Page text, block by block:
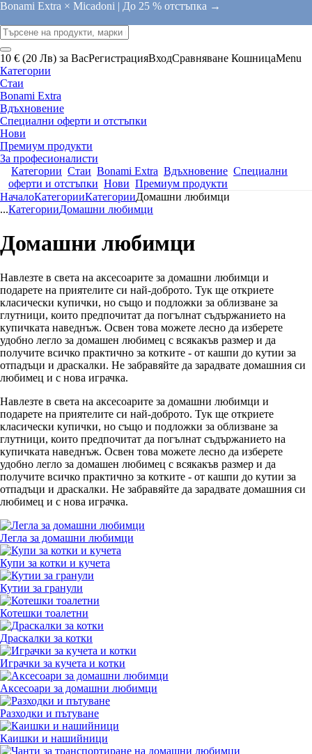
Bonami Extra × Micadoni | До 25 % отстъпка →
10 € (20 Лв) за ВасРегистрацияВходСравняване КошницаMenu
Категории
Стаи
Bonami Extra
Вдъхновение
Специални оферти и отстъпки
Нови
Премиум продукти
За професионалисти
Категории Стаи Bonami Extra Вдъхновение Специални
оферти и отстъпки Нови Премиум продукти
НачалоКатегорииКатегорииДомашни любимци
...КатегорииДомашни любимци
Домашни любимци
Навлезте в света на аксесоарите за домашни любимци и
подарете на приятелите си най-доброто. Тук ще откриете
класически купички, но също и подложки за облизване за
глутници, които предпочитат да погълнат съдържанието на
купичката наведнъж. Освен това можете лесно да изберете
удобно легло за домашен любимец с всякакъв размер и да
получите всичко практично за котките - от кашпи до кутии за
отпадъци и драскалки. Не забравяйте да зарадвате домашния си
любимец и с нова играчка.
Навлезте в света на аксесоарите за домашни любимци и
подарете на приятелите си най-доброто. Тук ще откриете
класически купички, но също и подложки за облизване за
глутници, които предпочитат да погълнат съдържанието на
купичката наведнъж. Освен това можете лесно да изберете
удобно легло за домашен любимец с всякакъв размер и да
получите всичко практично за котките - от кашпи до кутии за
отпадъци и драскалки. Не забравяйте да зарадвате домашния си
любимец и с нова играчка.
Легла за домашни любимци
Купи за котки и кучета
Кутии за гранули
Котешки тоалетни
Драскалки за котки
Играчки за кучета и котки
Аксесоари за домашни любимци
Разходки и пътуване
Каишки и нашийници